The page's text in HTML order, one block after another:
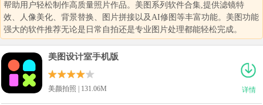
帮助用户轻松制作高质量照片作品。美图系列软件合集,提供滤镜特
效、人像美化、背景替换、图片拼接以及AI修图等丰富功能。美图功能
强大的软件推荐无论是日常自拍还是专业图片处理都能轻松完成。
详情
美图设计室手机版
美颜拍照 | 131.06M